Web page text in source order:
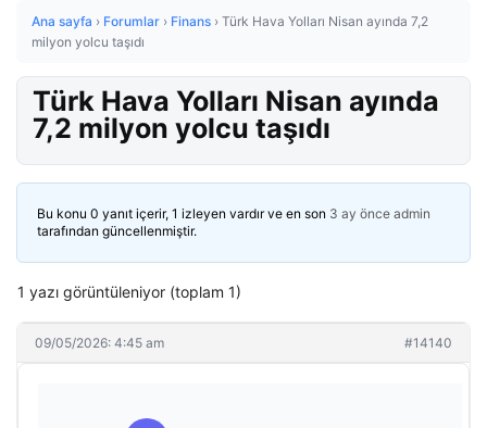
Ana sayfa › Forumlar › Finans › Türk Hava Yolları Nisan ayında 7,2
milyon yolcu taşıdı
Türk Hava Yolları Nisan ayında
7,2 milyon yolcu taşıdı
Bu konu 0 yanıt içerir, 1 izleyen vardır ve en son 3 ay önce admin
tarafından güncellenmiştir.
1 yazı görüntüleniyor (toplam 1)
09/05/2026: 4:45 am #14140